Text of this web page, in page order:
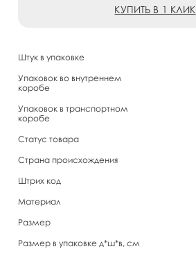
Штук в упаковке
Упаковок во внутреннем
коробе
Упаковок в транспортном
коробе
Статус товара
Страна происхождения
Штрих код
Материал
Размер
Размер в упаковке д*ш*в, см
КУПИТЬ В 1 КЛИК